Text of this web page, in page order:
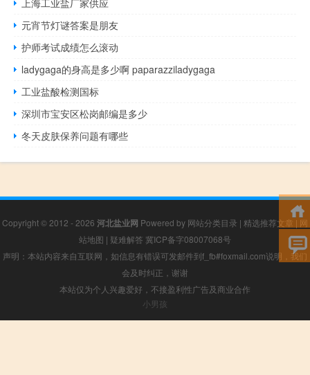
上海工业盐厂家供应
元宵节灯谜答案是朋友
护师考试成绩怎么滚动
ladygaga的身高是多少啊 paparazziladygaga
工业盐酸检测国标
深圳市宝安区松岗邮编是多少
冬天皮肤保养问题有哪些
Copyright © 2012 - 2026 河北盐业网 Powered by 网站分类目录 | 精选推荐文章 | 网
站地图 | 疑难解答 冀ICP备字08007068号
声明：本站内容来自互联网，如信息有错误可发邮件到f_fb#foxmail.com说明，我们
会及时纠正，谢谢
本站仅为个人兴趣爱好，不接盈利性广告及商业合作
小男孩